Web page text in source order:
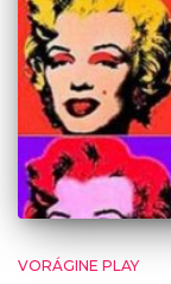
VORÁGINE PLAY